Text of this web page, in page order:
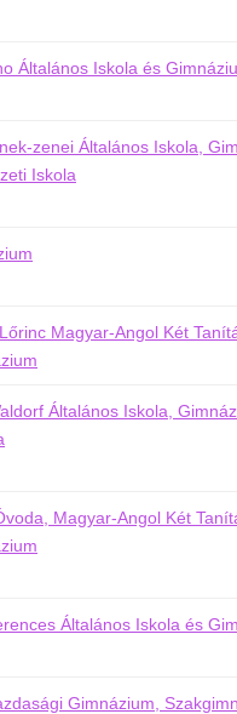
Általános Iskola és
zenei Általános Iskola,
Iskola
Magyar-Angol Két
Általános Iskola,
Magyar-Angol Két
Általános Iskola és
Gimnázium,